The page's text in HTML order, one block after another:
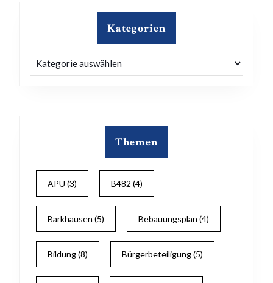
Kategorien
Themen
APU (3) B482 (4)
Barkhausen (5) Bebauungsplan (4)
Bildung(8) Bürgerbeteiligung(5)